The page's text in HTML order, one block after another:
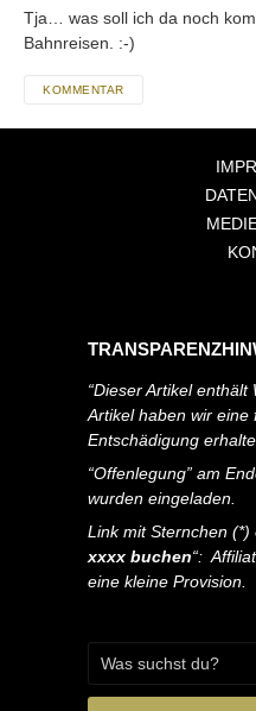
Tja… was soll ich da noch
Bahnreisen. :-)
KOMMENTAR
“Dieser Artikel
Artikel haben wir eine
Entschädigung
“Offenlegung” am
wurden eingeladen.
Link mit Sternchen (*)
xxxx buchen“:
eine kleine Provision.